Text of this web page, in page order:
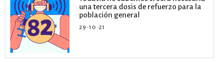
una tercera dosis de refuerzo para la
población general
29·10·21